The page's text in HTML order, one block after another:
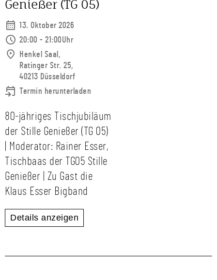
Genießer (TG 05)
13. Oktober 2026
20:00 - 21:00Uhr
Henkel Saal,
Ratinger Str. 25,
40213 Düsseldorf
Termin herunterladen
80‑jähriges Tischjubiläum
der Stille Genießer (TG 05)
| Moderator: Rainer Esser,
Tischbaas der TG05 Stille
Genießer | Zu Gast die
Klaus Esser Bigband
Details anzeigen